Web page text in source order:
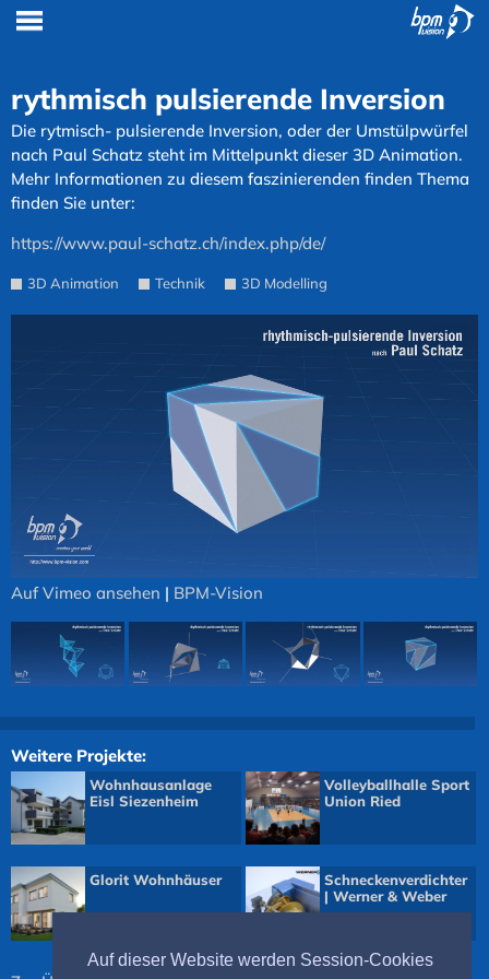
Auf dieser Website werden Session-Cookies
rythmisch pulsierende Inversion
Die rytmisch- pulsierende Inversion, oder der Umstülpwürfel
nach Paul Schatz steht im Mittelpunkt dieser 3D Animation.
Mehr Informationen zu diesem faszinierenden finden Thema
finden Sie unter:
https://www.paul-schatz.ch/index.php/de/
3D Animation Technik 3D Modelling
Auf Vimeo ansehen | BPM-Vision
Weitere Projekte:
Wohnhausanlage
Eisl Siezenheim
Volleyballhalle Sport
Union Ried
Glorit Wohnhäuser
Schneckenverdichter
| Werner & Weber